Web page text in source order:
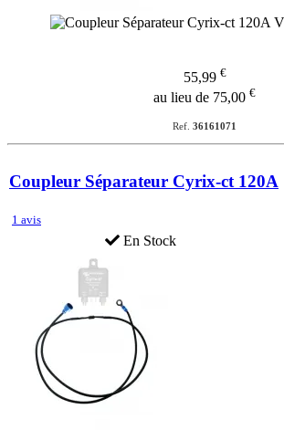
55,99 €
au lieu de 75,00 €
Ref. 36161071
Coupleur Séparateur Cyrix-ct 120A
1 avis
En Stock